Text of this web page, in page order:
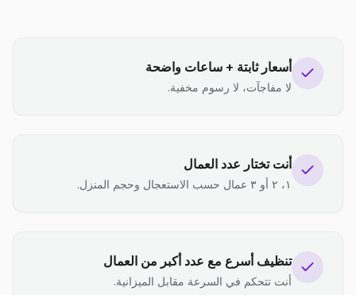
أسعار ثابتة + ساعات واضحة
لا مفاجآت، لا رسوم مخفية.
أنت تختار عدد العمال
١، ٢ أو ٣ عمال حسب الاستعجال وحجم المنزل.
تنظيف أسرع مع عدد أكبر من العمال
أنت تتحكم في السرعة مقابل الميزانية.